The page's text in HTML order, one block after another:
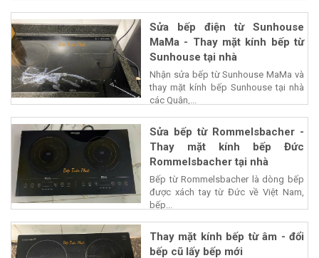
Sửa bếp điện từ Sunhouse
MaMa - Thay mặt kính bếp từ
Sunhouse tại nhà
Nhận sửa bếp từ Sunhouse MaMa và
thay mặt kính bếp Sunhouse tại nhà
các Quận,...
Sửa bếp từ Rommelsbacher -
Thay mặt kính bếp Đức
Rommelsbacher tại nhà
Bếp từ Rommelsbacher là dòng bếp
được xách tay từ Đức về Việt Nam,
bếp...
Thay mặt kính bếp từ âm - đổi
bếp cũ lấy bếp mới